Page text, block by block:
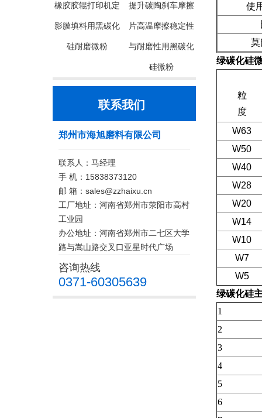
橡胶胶辊打印机定
影膜填料用黑碳化
硅耐磨微粉
提升碳陶刹车摩擦
片高温摩擦稳定性
与耐磨性用黑碳化
硅微粉
联系我们
郑州市海旭磨料有限公司
联系人：马经理
手 机：15838373120
邮 箱：sales@zzhaixu.cn
工厂地址：河南省郑州市荥阳市高村
工业园
办公地址：河南省郑州市二七区大学
路与嵩山路交叉口亚星时代广场
咨询热线
0371-60305639
使用
比
莫氏
绿碳化硅
粒
度
W63
W50
W40
W28
W20
W14
W10
W7
W5
绿碳化硅
1
2
3
4
5
6